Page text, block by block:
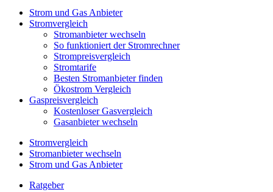
Strom und Gas Anbieter
Stromvergleich
Stromanbieter wechseln
So funktioniert der Stromrechner
Strompreisvergleich
Stromtarife
Besten Stromanbieter finden
Ökostrom Vergleich
Gaspreisvergleich
Kostenloser Gasvergleich
Gasanbieter wechseln
Stromvergleich
Stromanbieter wechseln
Strom und Gas Anbieter
Ratgeber